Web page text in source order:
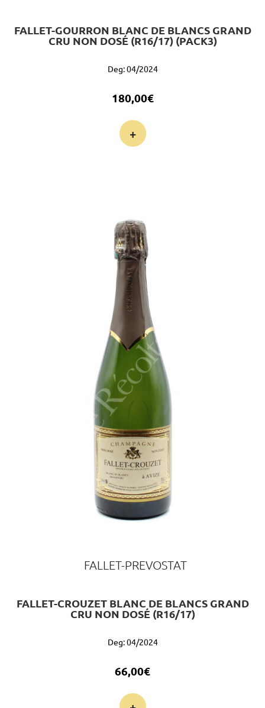
FALLET-GOURRON BLANC DE BLANCS GRAND
CRU NON DOSÉ (R16/17) (PACK3)
Deg: 04/2024
180,00€
+
FALLET-PREVOSTAT
FALLET-CROUZET BLANC DE BLANCS GRAND
CRU NON DOSÉ (R16/17)
Deg: 04/2024
66,00€